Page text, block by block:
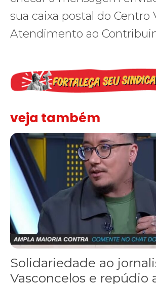
sua caixa postal do Centro
Atendimento ao
veja também
Solidariedade ao jornalista Caê
Solidariedade ao
Vasconcelos e repúdio